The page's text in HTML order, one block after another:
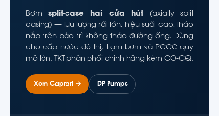
Bơmsplit-case hai cửa hút
(axially split
casing) — lưu lượng rất lớn, hiệu suất cao, tháo
nắp trên bảo trì không tháo đường ống. Dùng
cho cấp nước đô thị, trạm bơm và PCCC quy
mô lớn. TKT phân phối chính hãng kèm CO-CQ.
Xem Caprari → DP Pumps